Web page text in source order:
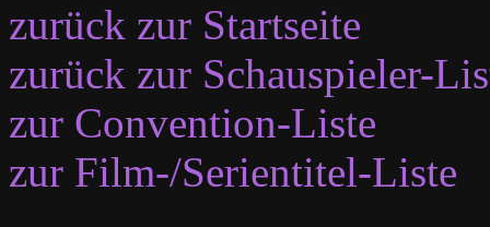
zurück zur Startseite
zurück zur Schauspieler-
zur Convention-Liste
zur Film-/Serientitel-Liste